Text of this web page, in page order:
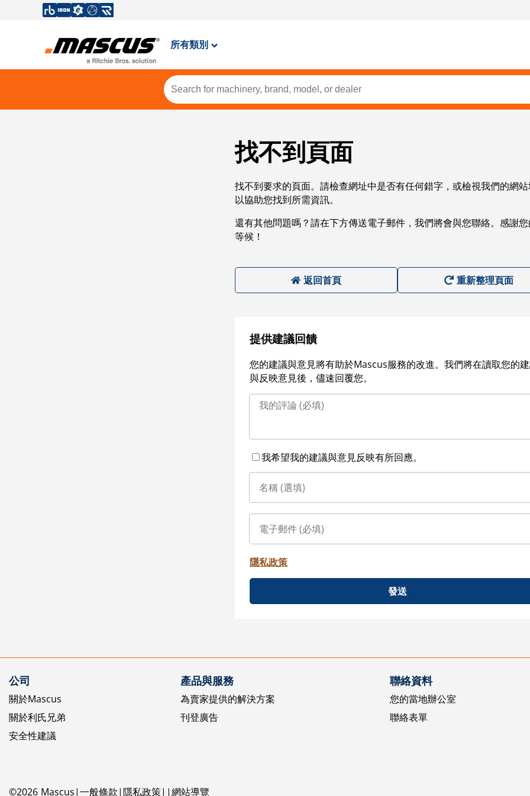
所有類別
找不到頁面
找不到要求的頁面。請檢查網址中是否有任何錯字，或檢視我們的網
以協助您找到所需資訊。
還有其他問題嗎？請在下方傳送電子郵件，我們將會與您聯絡。感謝
等候！
返回首頁 重新整理頁面
提供建議回饋
您的建議與意見將有助於Mascus服務的改進。我們將在讀取您的
與反映意見後，儘速回覆您。
我希望我的建議與意見反映有所回應。
隱私政策
發送
公司
關於Mascus
關於利氏兄弟
安全性建議
產品與服務
為賣家提供的解決方案
刊登廣告
聯絡資料
您的當地辦公室
聯絡表單
©2026 Mascus 一般條款 隱私政策 網站導覽